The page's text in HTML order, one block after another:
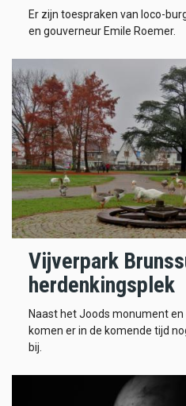
Er zijn toespraken van loco-
en gouverneur Emile Roemer.
Vijverpark
herdenkingsplek
Naast het Joods monument
komen er in de komende tijd
bij.